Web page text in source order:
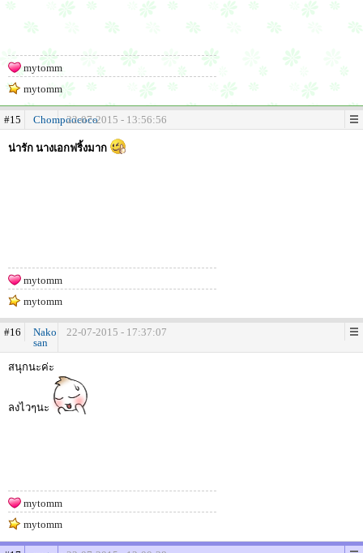
mytomm
mytomm
#15 Chompoococo22-07-2015 - 13:56:56
น่ารัก นางเอกฟริ้งมาก
mytomm
mytomm
#16
Nako
san
22-07-2015 - 17:37:07
สนุกนะค่ะ
ลงไวๆนะ
mytomm
mytomm